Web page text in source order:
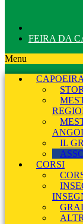
FEIRA DA
Menu
CAPOEIRA
IL
CORSI